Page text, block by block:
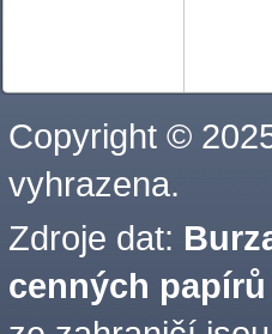
Copyright ©
vyhrazena.
Zdroje dat:
cenných papírů